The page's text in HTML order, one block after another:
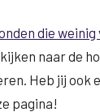
die
naar de
Heb jij ook
pagina!